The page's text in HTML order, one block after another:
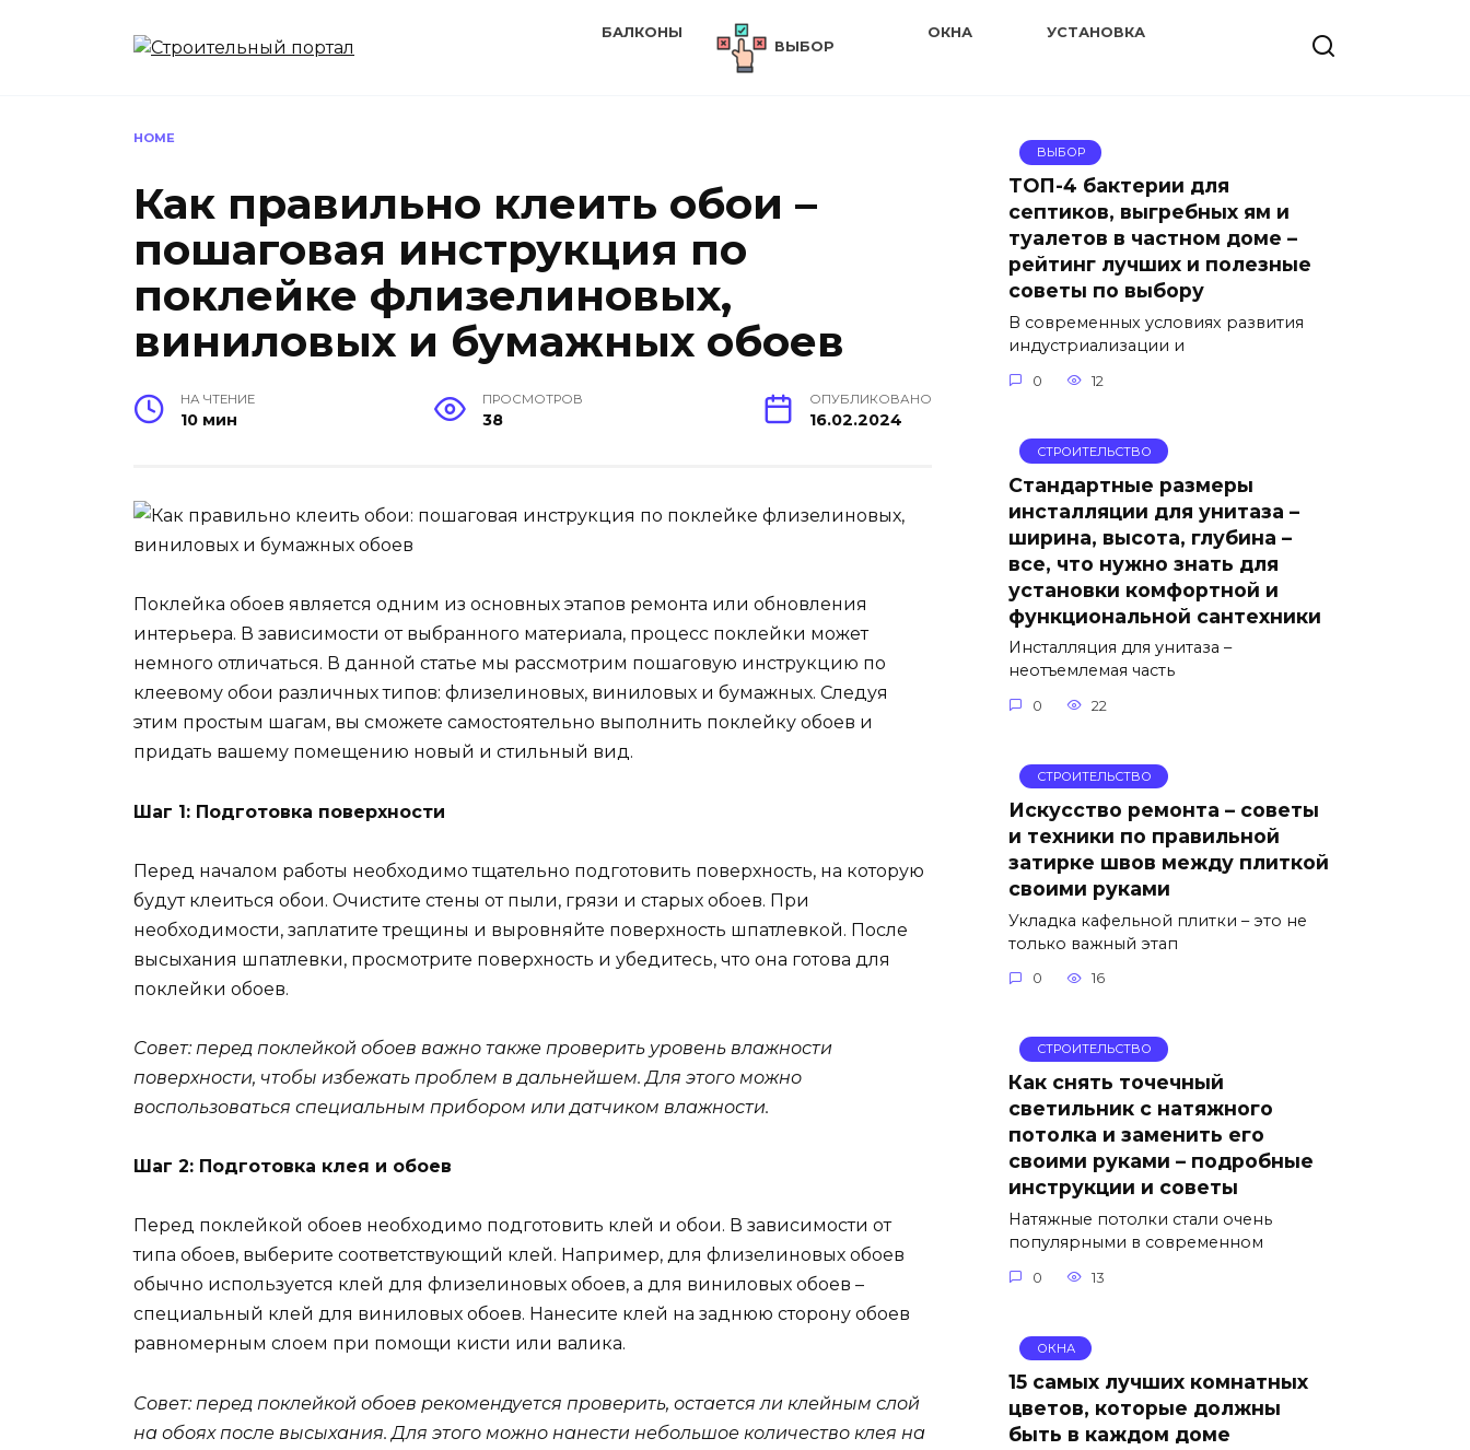
БАЛКОНЫ
ВЫБОР
ОКНА УСТАНОВКА
HOME
Как правильно клеить обои –
пошаговая инструкция по
поклейке флизелиновых,
виниловых и бумажных обоев
НА ЧТЕНИЕ
10 мин
ПРОСМОТРОВ
38
ОПУБЛИКОВАНО
16.02.2024
Поклейка обоев является одним из основных этапов ремонта или обновления
интерьера. В зависимости от выбранного материала, процесс поклейки может
немного отличаться. В данной статье мы рассмотрим пошаговую инструкцию по
клеевому обои различных типов: флизелиновых, виниловых и бумажных. Следуя
этим простым шагам, вы сможете самостоятельно выполнить поклейку обоев и
придать вашему помещению новый и стильный вид.
Шаг 1: Подготовка поверхности
Перед началом работы необходимо тщательно подготовить поверхность, на которую
будут клеиться обои. Очистите стены от пыли, грязи и старых обоев. При
необходимости, заплатите трещины и выровняйте поверхность шпатлевкой. После
высыхания шпатлевки, просмотрите поверхность и убедитесь, что она готова для
поклейки обоев.
Совет: перед поклейкой обоев важно также проверить уровень влажности
поверхности, чтобы избежать проблем в дальнейшем. Для этого можно
воспользоваться специальным прибором или датчиком влажности.
Шаг 2: Подготовка клея и обоев
Перед поклейкой обоев необходимо подготовить клей и обои. В зависимости от
типа обоев, выберите соответствующий клей. Например, для флизелиновых обоев
обычно используется клей для флизелиновых обоев, а для виниловых обоев –
специальный клей для виниловых обоев. Нанесите клей на заднюю сторону обоев
равномерным слоем при помощи кисти или валика.
Совет: перед поклейкой обоев рекомендуется проверить, остается ли клейным слой
на обоях после высыхания. Для этого можно нанести небольшое количество клея на
ВЫБОР
ТОП-4 бактерии для
септиков, выгребных ям и
туалетов в частном доме –
рейтинг лучших и полезные
советы по выбору
В современных условиях развития
индустриализации и
0 12
СТРОИТЕЛЬСТВО
Стандартные размеры
инсталляции для унитаза –
ширина, высота, глубина –
все, что нужно знать для
установки комфортной и
функциональной сантехники
Инсталляция для унитаза –
неотъемлемая часть
0 22
СТРОИТЕЛЬСТВО
Искусство ремонта – советы
и техники по правильной
затирке швов между плиткой
своими руками
Укладка кафельной плитки – это не
только важный этап
0 16
СТРОИТЕЛЬСТВО
Как снять точечный
светильник с натяжного
потолка и заменить его
своими руками – подробные
инструкции и советы
Натяжные потолки стали очень
популярными в современном
0 13
ОКНА
15 самых лучших комнатных
цветов, которые должны
быть в каждом доме